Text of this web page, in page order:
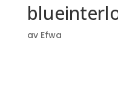
av Efwa